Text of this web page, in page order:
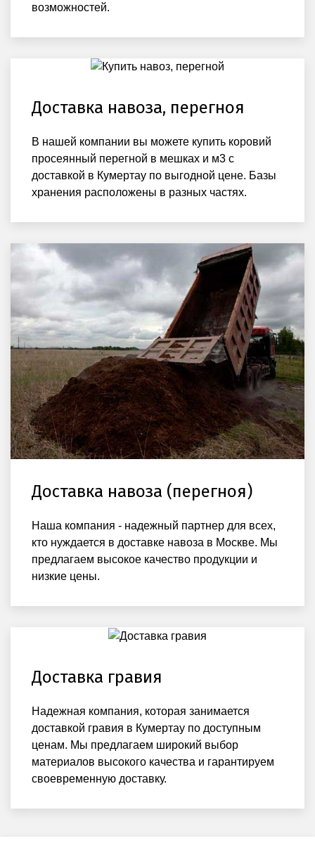
возможностей.
Доставка навоза, перегноя
В нашей компании вы можете купить коровий
просеянный перегной в мешках и м3 с
доставкой в Кумертау по выгодной цене. Базы
хранения расположены в разных частях.
Доставка навоза (перегноя)
Наша компания - надежный партнер для всех,
кто нуждается в доставке навоза в Москве. Мы
предлагаем высокое качество продукции и
низкие цены.
Доставка гравия
Надежная компания, которая занимается
доставкой гравия в Кумертау по доступным
ценам. Мы предлагаем широкий выбор
материалов высокого качества и гарантируем
своевременную доставку.